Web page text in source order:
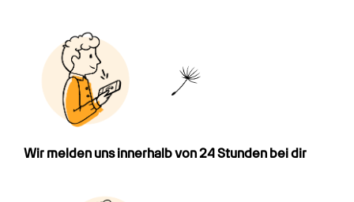
Wir melden uns innerhalb von 24 Stunden bei dir